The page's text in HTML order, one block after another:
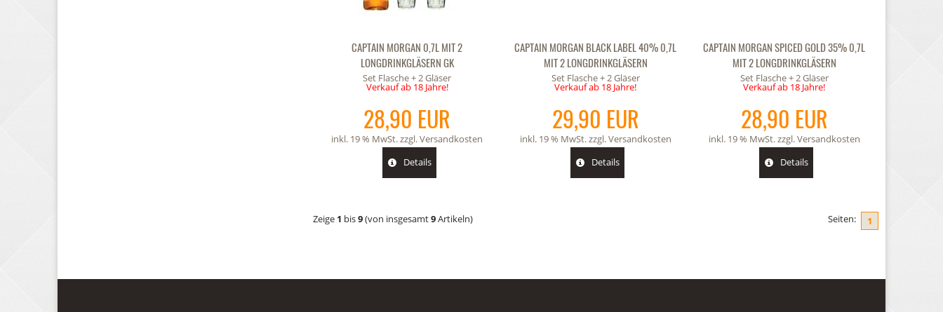
CAPTAIN MORGAN 0,7L MIT 2
LONGDRINKGLÄSERN GK
Set Flasche + 2 Gläser
Verkauf ab 18 Jahre!
28,90 EUR
inkl. 19 % MwSt. zzgl.Versandkosten
Details
CAPTAIN MORGAN BLACK LABEL 40% 0,7L
MIT 2 LONGDRINKGLÄSERN
Set Flasche + 2 Gläser
Verkauf ab 18 Jahre!
29,90 EUR
inkl. 19 % MwSt. zzgl.Versandkosten
Details
CAPTAIN MORGAN SPICED GOLD 35% 0,7L
MIT 2 LONGDRINKGLÄSERN
Set Flasche + 2 Gläser
Verkauf ab 18 Jahre!
28,90 EUR
inkl. 19 % MwSt. zzgl.Versandkosten
Details
Zeige 1 bis9(von insgesamt9Artikeln) Seiten: 1